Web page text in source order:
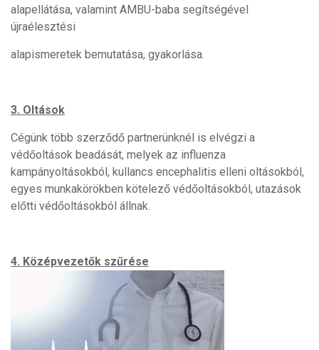
alapellátása, valamint AMBU-baba segítségével
újraélesztési
alapismeretek bemutatása, gyakorlása.
3. Oltások
Cégünk több szerződő partnerünknél is elvégzi a
védőoltások beadását, melyek az influenza
kampányoltásokból, kullancs encephalitis elleni oltásokból,
egyes munkakörökben kötelező védőoltásokból, utazások
előtti védőoltásokból állnak.
4. Középvezetők szűrése